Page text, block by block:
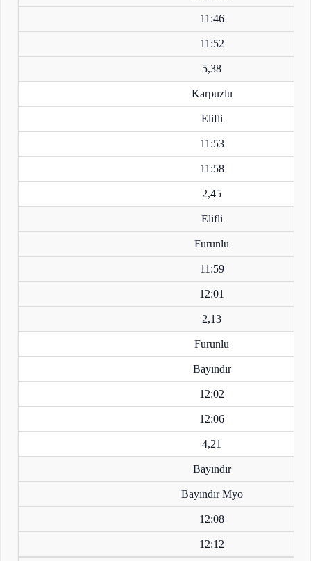
11:46
11:52
5,38
Karpuzlu
Elifli
11:53
11:58
2,45
Elifli
Furunlu
11:59
12:01
2,13
Furunlu
Bayındır
12:02
12:06
4,21
Bayındır
Bayındır Myo
12:08
12:12